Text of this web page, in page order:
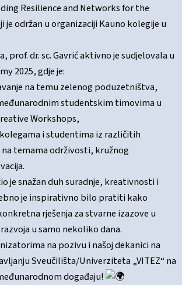
Resilience and Networks for the
je održan u organizaciji Kauno kolegije u
prof. dr. sc. Gavrić aktivno je sudjelovala u
2025, gdje je:
na temu zelenog poduzetništva,
studentskim timovima u
Workshops,
i studentima iz različitih
temama održivosti, kružnog
je snažan duh suradnje, kreativnosti i
je inspirativno bilo pratiti kako
rješenja za stvarne izazove u
u samo nekoliko dana.
na pozivu i našoj dekanici na
Sveučilišta/Univerziteta „VITEZ“ na
događaju!